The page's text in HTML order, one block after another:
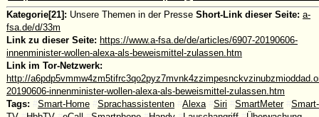
Kategorie[21]: Unsere Themen in der Presse Short-Link dieser Seite: a-
fsa.de/d/33m
Link zu dieser Seite: https://www.a-fsa.de/de/articles/6907-20190606-
innenminister-wollen-alexa-als-beweismittel-zulassen.htm
Link im Tor-Netzwerk:
http://
20190606-innenminister-wollen-alexa-als-beweismittel-zulassen.htm
Tags:
Smart-Home Sprachassistenten Alexa Siri SmartMeter
Smart-